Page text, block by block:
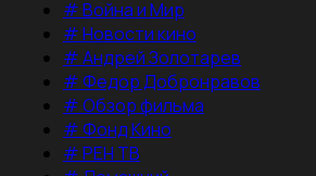
#Война и Мир
#Новости кино
#Андрей Золотарев
#Федор Добронравов
#Обзор фильма
#Фонд Кино
#РЕН ТВ